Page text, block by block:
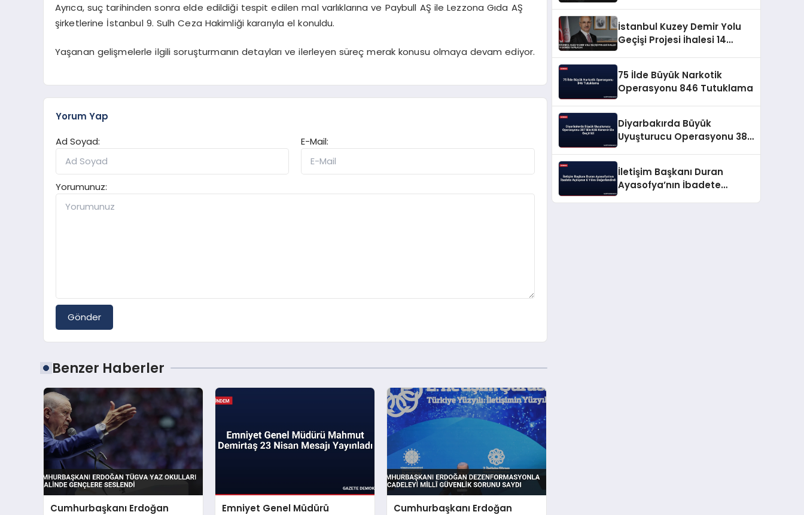
Ayrıca, suç tarihinden sonra elde edildiği tespit edilen mal varlıklarına ve Paybull AŞ ile Lezzona Gıda AŞ
şirketlerine İstanbul 9. Sulh Ceza Hakimliği kararıyla el konuldu.
Yaşanan gelişmelerle ilgili soruşturmanın detayları ve ilerleyen süreç merak konusu olmaya devam ediyor.
Yorum Yap
Ad Soyad:
E-Mail:
Yorumunuz:
Gönder
Benzer Haberler
Cumhurbaşkanı Erdoğan
Emniyet Genel Müdürü
Cumhurbaşkanı Erdoğan
İstanbul Kuzey Demir Yolu
Geçişi Projesi İhalesi 14
75 İlde Büyük Narkotik
Operasyonu 846 Tutuklama
Diyarbakırda Büyük
Uyuşturucu Operasyonu 387
İletişim Başkanı Duran
Ayasofya’nın İbadete